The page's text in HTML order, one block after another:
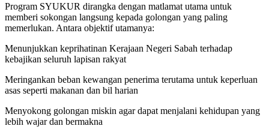
Program SYUKUR dirangka dengan matlamat utama untuk
memberi sokongan langsung kepada golongan yang paling
memerlukan. Antara objektif utamanya:
Menunjukkan keprihatinan Kerajaan Negeri Sabah terhadap
kebajikan seluruh lapisan rakyat
Meringankan beban kewangan penerima terutama untuk keperluan
asas seperti makanan dan bil harian
Menyokong golongan miskin agar dapat menjalani kehidupan yang
lebih wajar dan bermakna